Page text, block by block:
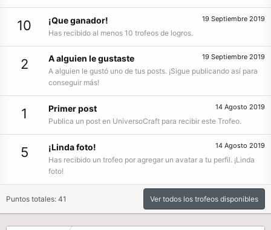
10 19 Septiembre 2019
¡Que ganador!
Has recibido al menos 10 trofeos de logros.
2 19 Septiembre 2019
A alguien le gustaste
A alguien le gustó uno de tus posts. ¡Sigue publicando así para
conseguir más!
1 14 Agosto 2019
Primer post
Publica un post en UniversoCraft para recibir este Trofeo.
5 14 Agosto 2019
¡Linda foto!
Has recibido un trofeo por agregar un avatar a tu perfil. ¡Linda
foto!
Puntos totales: 41 Ver todos los trofeos disponibles